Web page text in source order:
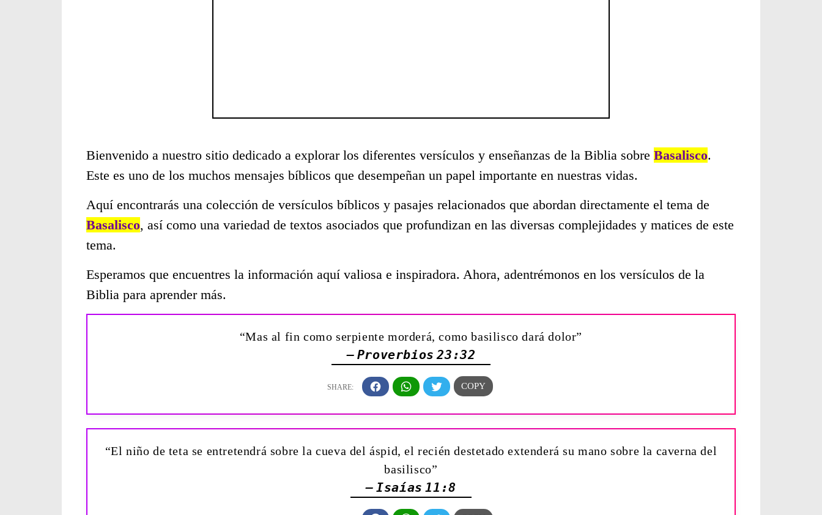
Bienvenido a nuestro sitio dedicado a explorar los diferentes versículos y enseñanzas de la Biblia sobre Basalisco.
Este es uno de los muchos mensajes bíblicos que desempeñan un papel importante en nuestras vidas.
Aquí encontrarás una colección de versículos bíblicos y pasajes relacionados que abordan directamente el tema de
Basalisco, así como una variedad de textos asociados que profundizan en las diversas complejidades y matices de este
tema.
Esperamos que encuentres la información aquí valiosa e inspiradora. Ahora, adentrémonos en los versículos de la
Biblia para aprender más.
“Mas al fin como serpiente morderá, como basilisco dará dolor”
— Proverbios 23:32
“El niño de teta se entretendrá sobre la cueva del áspid, el recién destetado extenderá su mano sobre la caverna del
basilisco”
— Isaías 11:8